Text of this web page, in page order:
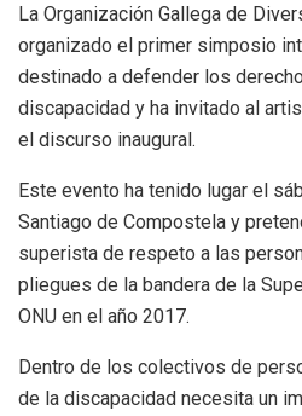
La Organización Gallega de
organizado el primer simposio
destinado a defender los
discapacidad y ha invitado al
el discurso inaugural.
Este evento ha tenido lugar el
Santiago de Compostela y
superista de respeto a las
pliegues de la bandera de la
ONU en el año 2017.
Dentro de los colectivos de
de la discapacidad necesita un